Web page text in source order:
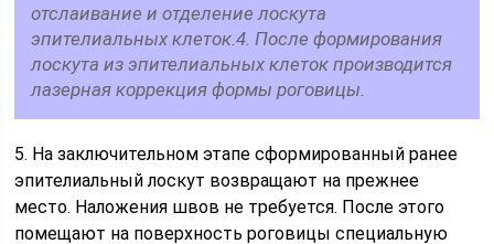
отслаивание и отделение лоскута
эпителиальных клеток.4. После формирования
лоскута из эпителиальных клеток производится
лазерная коррекция формы роговицы.
5. На заключительном этапе сформированный ранее
эпителиальный лоскут возвращают на прежнее
место. Наложения швов не требуется. После этого
помещают на поверхность роговицы специальную